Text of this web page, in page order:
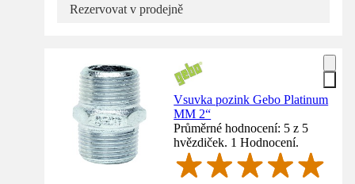
Rezervovat v prodejně
Vsuvka pozink Gebo Platinum
MM 2“
Průměrné hodnocení: 5 z 5
hvězdiček. 1 Hodnocení.